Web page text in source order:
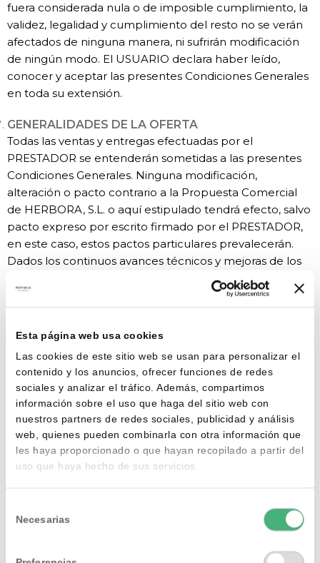
Esta página web usa cookies
Las cookies de este sitio web se usan para personalizar el
contenido y los anuncios, ofrecer funciones de redes
sociales y analizar el tráfico. Además, compartimos
información sobre el uso que haga del sitio web con
nuestros partners de redes sociales, publicidad y análisis
web, quienes pueden combinarla con otra información que
les haya proporcionado o que hayan recopilado a partir del
uso que haya hecho de sus servicios.
deNecesarias
fuera considerada nula o de imposible cumplimiento, la
validez, legalidad y cumplimiento del resto no se verán
afectados de ninguna manera, ni sufrirán modificación
de ningún modo. El USUARIO declara haber leído,
conocer y aceptar las presentes Condiciones Generales
en toda su extensión.
GENERALIDADES DE LA OFERTA
Todas las ventas y entregas efectuadas por el
PRESTADOR se entenderán sometidas a las presentes
Condiciones Generales. Ninguna modificación,
alteración o pacto contrario a la Propuesta Comercial
de HERBORA, S.L. o aquí estipulado tendrá efecto, salvo
pacto expreso por escrito firmado por el PRESTADOR,
en este caso, estos pactos particulares prevalecerán.
Dados los continuos avances técnicos y mejoras de los
productos, el PRESTADOR se reserva la facultad de
modificar sus especificaciones respecto de la
afecte el valor de los productos ofrecidos. Estas
que, por cualquier causa, se viera afectada la posibilidad
de suministro de los productos ofrecidos.
CÓDIGOS DE DESCUENTO:
Loscódigos de descuentose aplicarán sobre el total
descuento el importe total resultara inferior a 25 €, se
aplicará el cargo de gastos de envío (6,35€
, siempre
de envío sean gratuitos.